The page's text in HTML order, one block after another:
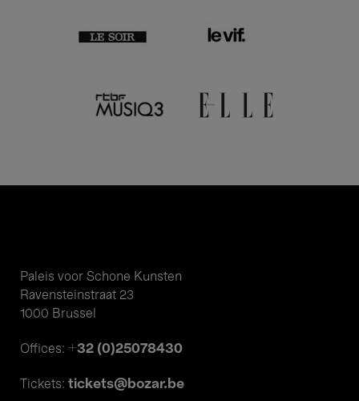
Paleis voor Schone Kunsten
Ravensteinstraat 23
1000 Brussel
Offices: +32 (0)25078430
Tickets: tickets@bozar.be